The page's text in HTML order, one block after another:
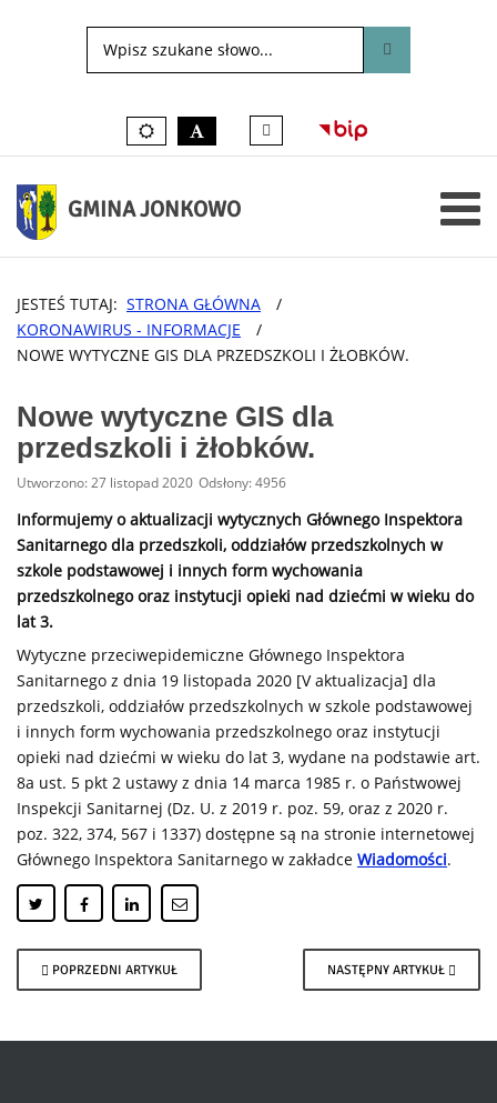
Kolory
domyślnebiały
Tłumacz
języka
migowego
GMINA JONKOWO
JESTEŚ TUTAJ: STRONA GŁÓWNA
/
KORONAWIRUS - INFORMACJE
/
NOWE WYTYCZNE GIS DLA PRZEDSZKOLI I ŻŁOBKÓW.
Nowe wytyczne GIS dla
przedszkoli i żłobków.
Utworzono: 27 listopad 2020 Odsłony: 4956
Informujemy o aktualizacji wytycznych Głównego Inspektora
Sanitarnego dla przedszkoli, oddziałów przedszkolnych w
szkole podstawowej i innych form wychowania
przedszkolnego oraz instytucji opieki nad dziećmi w wieku do
lat 3.
Wytyczne przeciwepidemiczne Głównego Inspektora
Sanitarnego z dnia 19 listopada 2020 [V aktualizacja] dla
przedszkoli, oddziałów przedszkolnych w szkole podstawowej
i innych form wychowania przedszkolnego oraz instytucji
opieki nad dziećmi w wieku do lat 3, wydane na podstawie art.
8a ust. 5 pkt 2 ustawy z dnia 14 marca 1985 r. o Państwowej
Inspekcji Sanitarnej (Dz. U. z 2019 r. poz. 59, oraz z 2020 r.
poz. 322, 374, 567 i 1337) dostępne są na stronie internetowej
Głównego Inspektora Sanitarnego w zakładce Wiadomości.
POPRZEDNI ARTYKUŁ NASTĘPNY ARTYKUŁ